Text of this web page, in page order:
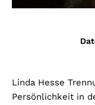
Linda Hesse
Persönlichkeit in